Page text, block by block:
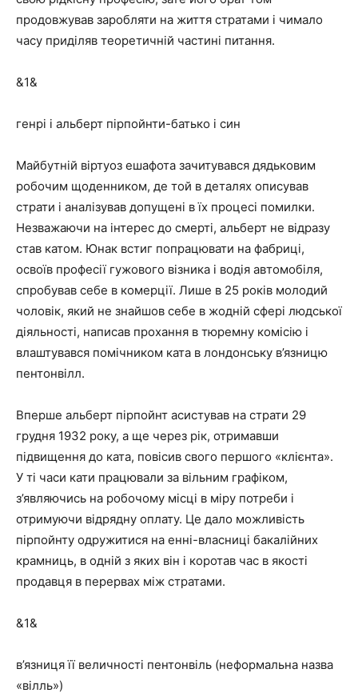
продовжував заробляти на життя стратами і чимало
часу приділяв теоретичній частині питання.
&1&
генрі і альберт пірпойнти-батько і син
Майбутній віртуоз ешафота зачитувався дядьковим
робочим щоденником, де той в деталях описував
страти і аналізував допущені в їх процесі помилки.
Незважаючи на інтерес до смерті, альберт не відразу
став катом. Юнак встиг попрацювати на фабриці,
освоїв професії гужового візника і водія автомобіля,
спробував себе в комерції. Лише в 25 років молодий
чоловік, який не знайшов себе в жодній сфері людської
діяльності, написав прохання в тюремну комісію і
влаштувався помічником ката в лондонську в’язницю
пентонвілл.
Вперше альберт пірпойнт асистував на страти 29
грудня 1932 року, а ще через рік, отримавши
підвищення до ката, повісив свого першого «клієнта».
У ті часи кати працювали за вільним графіком,
з’являючись на робочому місці в міру потреби і
отримуючи відрядну оплату. Це дало можливість
пірпойнту одружитися на енні-власниці бакалійних
крамниць, в одній з яких він і коротав час в якості
продавця в перервах між стратами.
&1&
в’язниця її величності пентонвіль (неформальна назва
«вілль»)